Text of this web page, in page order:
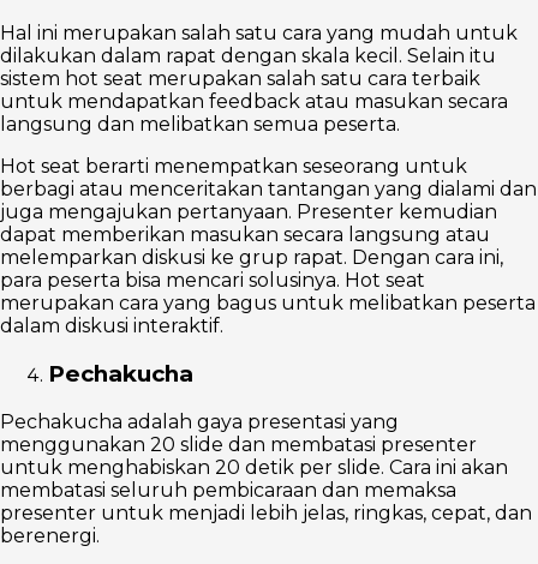
Hal ini merupakan salah satu cara yang mudah untuk
dilakukan dalam rapat dengan skala kecil. Selain itu
sistem hot seat merupakan salah satu cara terbaik
untuk mendapatkan feedback atau masukan secara
langsung dan melibatkan semua peserta.
Hot seat berarti menempatkan seseorang untuk
berbagi atau menceritakan tantangan yang dialami dan
juga mengajukan pertanyaan. Presenter kemudian
dapat memberikan masukan secara langsung atau
melemparkan diskusi ke grup rapat. Dengan cara ini,
para peserta bisa mencari solusinya. Hot seat
merupakan cara yang bagus untuk melibatkan peserta
dalam diskusi interaktif.
Pechakucha
Pechakucha adalah gaya presentasi yang
menggunakan 20 slide dan membatasi presenter
untuk menghabiskan 20 detik per slide. Cara ini akan
membatasi seluruh pembicaraan dan memaksa
presenter untuk menjadi lebih jelas, ringkas, cepat, dan
berenergi.